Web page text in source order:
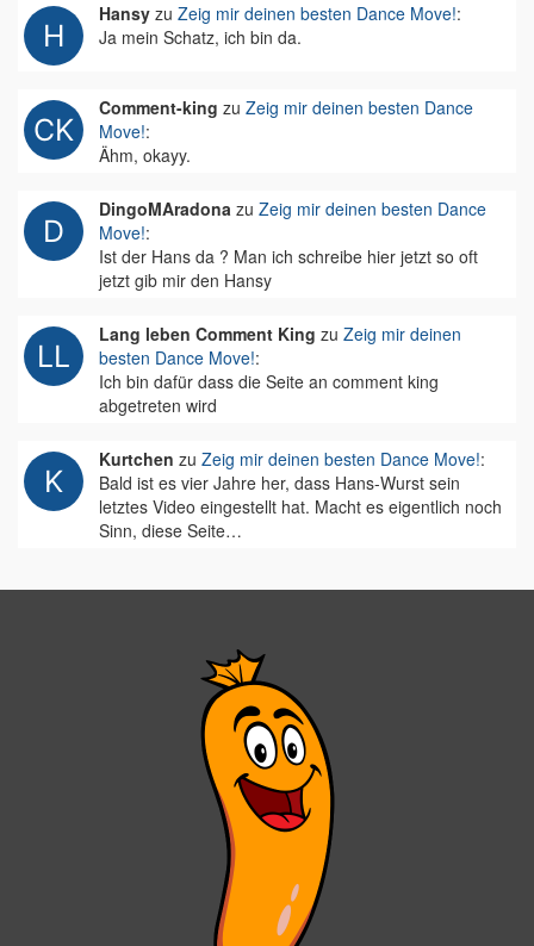
Hansy zu Zeig mir deinen besten Dance Move!:
Ja mein Schatz, ich bin da.
Comment-king zu Zeig mir deinen besten Dance
Move!:
Ähm, okayy.
DingoMAradona zu Zeig mir deinen besten Dance
Move!:
Ist der Hans da ? Man ich schreibe hier jetzt so oft
jetzt gib mir den Hansy
Lang leben Comment King zu Zeig mir deinen
besten Dance Move!:
Ich bin dafür dass die Seite an comment king
abgetreten wird
Kurtchen zu Zeig mir deinen besten Dance Move!:
Bald ist es vier Jahre her, dass Hans-Wurst sein
letztes Video eingestellt hat. Macht es eigentlich noch
Sinn, diese Seite…